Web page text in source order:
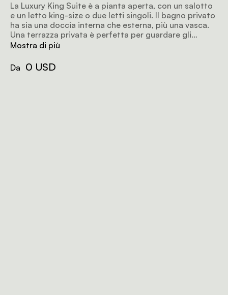
La Luxury King Suite è a pianta aperta, con un salotto
e un letto king-size o due letti singoli. Il bagno privato
ha sia una doccia interna che esterna, più una vasca.
Una terrazza privata è perfetta per guardare gli
animali e godersi il tramonto.
Mostra di più
Da 0 USD